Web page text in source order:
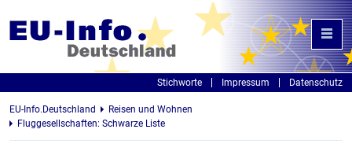
Stichworte Impressum Datenschutz
EU-Info.Deutschland
Reisen und Wohnen
Fluggesellschaften: Schwarze Liste